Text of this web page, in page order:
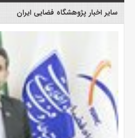
سایر اخبار پژوهشگاه فضایی ایران